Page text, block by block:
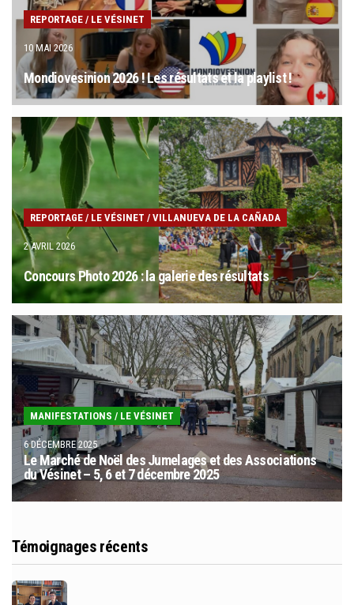
REPORTAGE / LE VÉSINET
10 MAI 2026
Mondiovesinion 2026 ! Les résultats et la playlist !
REPORTAGE / LE VÉSINET / VILLANUEVA DE LA CAÑADA
2 AVRIL 2026
Concours Photo 2026 : la galerie des résultats
MANIFESTATIONS / LE VÉSINET
6 DÉCEMBRE 2025
Le Marché de Noël des Jumelages et des Associations
du Vésinet – 5, 6 et 7 décembre 2025
Témoignages récents